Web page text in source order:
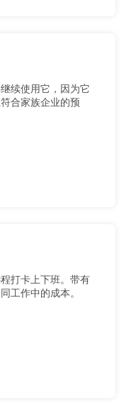
续使用它，因为它
合家族企业的预
打卡上下班。带有
工作中的成本。